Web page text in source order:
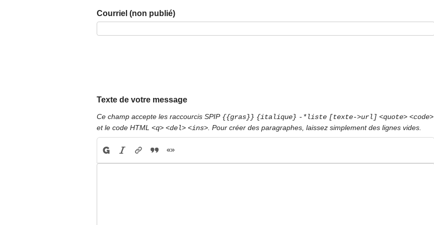
Courriel (non publié)
Texte de votre message
Ce champ accepte les raccourcis SPIP {{gras}} {italique} -*liste [texte->url] <quote> <code>
et le code HTML <q> <del> <ins> . Pour créer des paragraphes, laissez simplement des lignes vides.